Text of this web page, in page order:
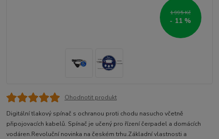
1 995 Kč
- 11 %
Ohodnotit produkt
Digitální tlakový spínač s ochranou proti chodu nasucho včetně
připojovacích kabelů. Spínač je učený pro řízení čerpadel a domácích
vodáren.Revoluční novinka na českém trhu.Základní vlastnosti a